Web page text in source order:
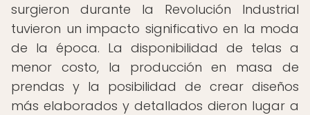
surgieron durante la Revolución Industrial
tuvieron un impacto significativo en la moda
de la época. La disponibilidad de telas a
menor costo, la producción en masa de
prendas y la posibilidad de crear diseños
más elaborados y detallados dieron lugar a